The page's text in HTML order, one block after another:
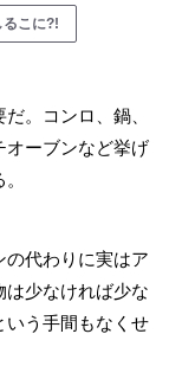
るこに?!
。コンロ、鍋、
オーブンなど挙げ
代わりに実はア
は少なければ少な
いう手間もなくせ